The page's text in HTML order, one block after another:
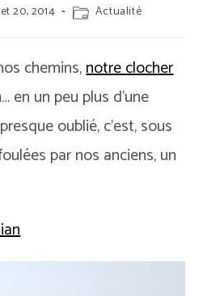
20, 2014
Post Actualité
chemins,notre clocher
en un peu plus d’une
oublié, c’est, sous
par nos anciens, un